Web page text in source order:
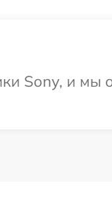
Sony, и мы